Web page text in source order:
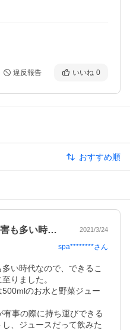
違反報告 いいね 0
おすすめ順
地震のみならず大雨での被害も多い時代な… 2021/3/24
spa********さん
い時代なので、できるこ
りました。
のお水と野菜ジュー
事の際に持ち運びできる
、ジュースだって飲みた